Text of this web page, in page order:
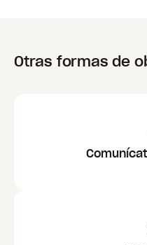
Otras formas de